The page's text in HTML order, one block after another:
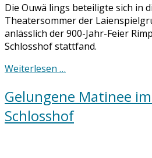
Die Ouwä lings beteiligte sich in
Theatersommer der
anlässlich der 900-Jahr-Feier
Schlosshof stattfand.
Weiterlesen …
Gelungene Matinee
Schlosshof